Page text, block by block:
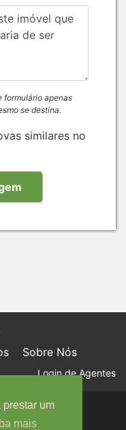
prestar um
mais
formulário apenas
se destina.
similares no
Sobre Nós
Login de Agentes